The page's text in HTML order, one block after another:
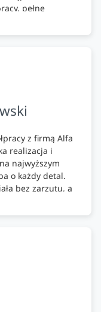
pełne
się na rzeczy.
rzetelna.
z firmą Alfa
realizacja i
najwyższym
o każdy detal.
bez zarzutu, a
i
Alfa Tech